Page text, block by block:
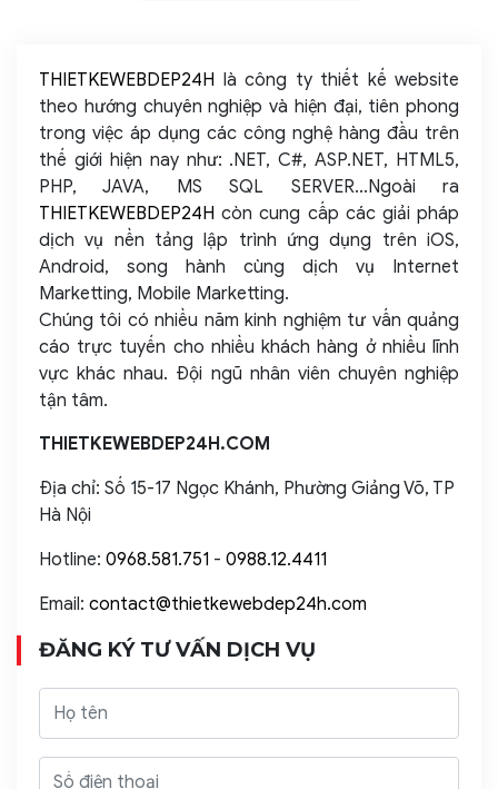
THIETKEWEBDEP24H là công ty thiết kế website
theo hướng chuyên nghiệp và hiện đại, tiên phong
trong việc áp dụng các công nghệ hàng đầu trên
thế giới hiện nay như: .NET, C#, ASP.NET, HTML5,
PHP, JAVA, MS SQL SERVER...Ngoài ra
THIETKEWEBDEP24H còn cung cấp các giải pháp
dịch vụ nền tảng lập trình ứng dụng trên iOS,
Android, song hành cùng dịch vụ Internet
Marketting, Mobile Marketting.
Chúng tôi có nhiều năm kinh nghiệm tư vấn quảng
cáo trực tuyến cho nhiều khách hàng ở nhiều lĩnh
vực khác nhau. Đội ngũ nhân viên chuyên nghiệp
tận tâm.
THIETKEWEBDEP24H.COM
Địa chỉ: Số 15-17 Ngọc Khánh, Phường Giảng Võ, TP
Hà Nội
Hotline: 0968.581.751 - 0988.12.4411
Email: contact@thietkewebdep24h.com
ĐĂNG KÝ TƯ VẤN DỊCH VỤ